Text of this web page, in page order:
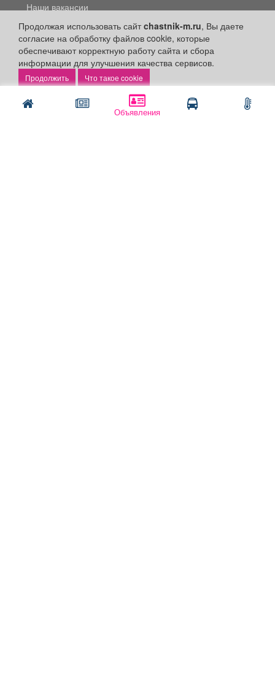
Объявления
Продолжая использовать сайтchastnik-m.ru, Вы даете
согласие на обработку файлов cookie, которые
обеспечивают корректную работу сайта и сбора
информации для улучшения качества сервисов.
Что такое cookie
Наши вакансии
Быстрые ссылки:
Установить приложение
Личный кабинет
Подать объявление
Подать объявление в газету